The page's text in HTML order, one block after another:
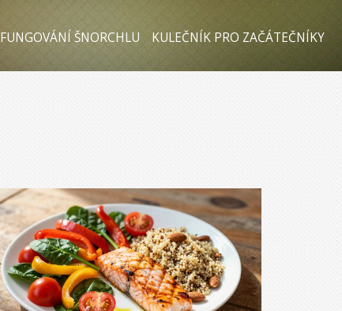
FUNGOVÁNÍ ŠNORCHLU KULEČNÍK PRO ZAČÁTEČNÍKY